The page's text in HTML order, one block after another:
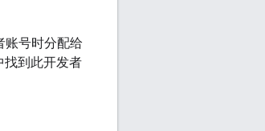
账号时分配给
找到此开发者